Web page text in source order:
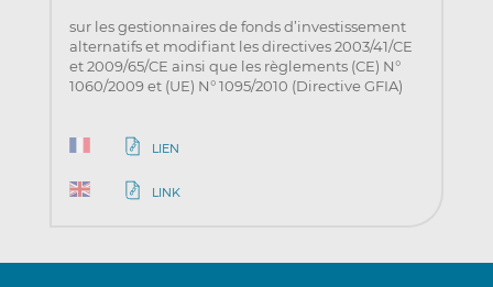
sur les gestionnaires de fonds d’investissement
alternatifs et modifiant les directives 2003/41/CE
et 2009/65/CE ainsi que les règlements (CE) N°
1060/2009 et (UE) N° 1095/2010 (Directive GFIA)
LIEN
LINK